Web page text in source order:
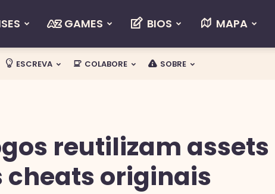
GAMES BIOS MAPA
ESCREVA COLABORE SOBRE
reutilizam assets
originais